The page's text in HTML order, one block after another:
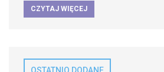
CZYTAJ WIĘCEJ
OSTATNIO DODANE